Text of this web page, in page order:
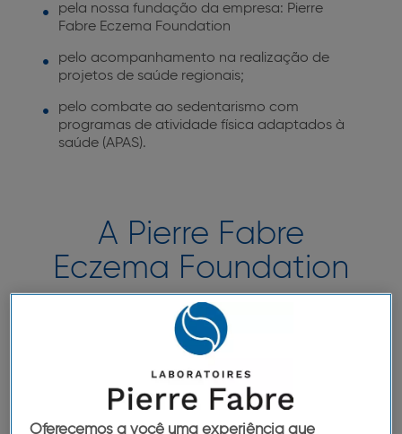
pela nossa fundação da empresa: Pierre
Fabre Eczema Foundation
pelo acompanhamento na realização de
projetos de saúde regionais;
pelo combate ao sedentarismo com
programas de atividade física adaptados à
saúde (APAS).
A Pierre Fabre
Eczema Foundation
Uma fundação da empresa dedicada à luta
Porque o eczema é uma das doenças de pele
mais comuns, porque diminui significativamente
Oferecemos a você uma experiência que